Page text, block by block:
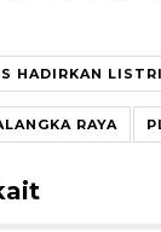
HADIRKAN
RAYA